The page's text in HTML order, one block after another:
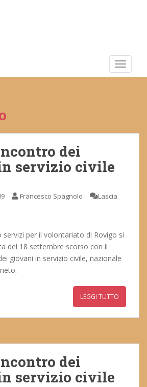
dei
servizio civile
Francesco Spagnolo
Lascia
servizi per il volontariato di Rovigo si
del 18 settembre scorso con il
giovani in servizio civile, nazionale
LEGGI TUTTO
dei
servizio civile